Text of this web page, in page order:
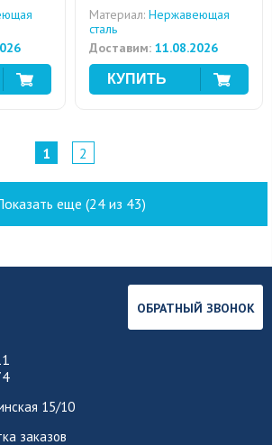
Материал: Нержавеющая
сталь
Доставим: 11.08.2026
1 2
еще (24 из 43)
15/10
заказов
ОБРАТНЫЙ ЗВОНОК